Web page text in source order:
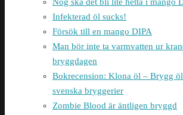
Nog ska det bli lite hetta i mango
Infekterad öl sucks!
Försök till en mango DIPA
Man bör inte ta varmvatten ur
bryggdagen
Bokrecension: Klona öl – Brygg
svenska bryggerier
Zombie Blood är äntligen bryggd